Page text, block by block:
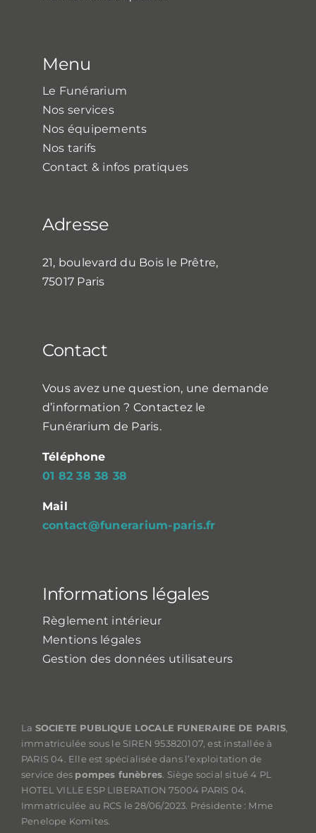
Menu
Le Funérarium
Nos services
Nos équipements
Nos tarifs
Contact & infos pratiques
Adresse
21, boulevard du Bois le Prêtre,
75017 Paris
Informations légales
Règlement intérieur
Mentions légales
Gestion des données utilisateurs
Contact
Vous avez une question, une demande
d’information ? Contactez le
Funérarium de Paris.
Téléphone
01 82 38 38 38
Mail
contact@funerarium-paris.fr
La SOCIETE PUBLIQUE LOCALE FUNERAIRE DE PARIS,
immatriculée sous le SIREN 953820107, est installée à
PARIS 04. Elle est spécialisée dans l’exploitation de
service des pompes funèbres. Siège social situé 4 PL
HOTEL VILLE ESP LIBERATION 75004 PARIS 04.
Immatriculée au RCS le 28/06/2023. Présidente : Mme
Penelope Komites.